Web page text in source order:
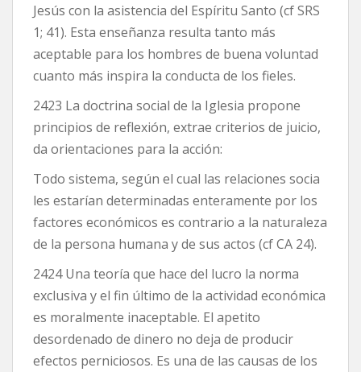
Jesús con la asistencia del Espíritu Santo (cf SRS
1; 41). Esta enseñanza resulta tanto más
aceptable para los hombres de buena voluntad
cuanto más inspira la conducta de los fieles.
2423 La doctrina social de la Iglesia propone
principios de reflexión, extrae criterios de juicio,
da orientaciones para la acción:
Todo sistema, según el cual las relaciones socia
les estarían determinadas enteramente por los
factores económicos es contrario a la naturaleza
de la persona humana y de sus actos (cf CA 24).
2424 Una teoría que hace del lucro la norma
exclusiva y el fin último de la actividad económica
es moralmente inaceptable. El apetito
desordenado de dinero no deja de producir
efectos perniciosos. Es una de las causas de los